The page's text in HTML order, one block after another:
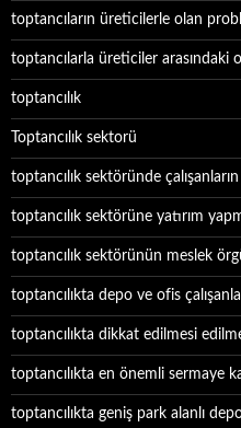
toptancıların üreticilerle olan
toptancılarla üreticiler arasındaki
toptancılık
Toptancılık sektorü
toptancılık sektöründe
toptancılık sektörüne yatırım
toptancılık sektörünün meslek
toptancılıkta depo ve ofis
toptancılıkta dikkat edilmesi
toptancılıkta en önemli sermaye
toptancılıkta geniş park alanlı